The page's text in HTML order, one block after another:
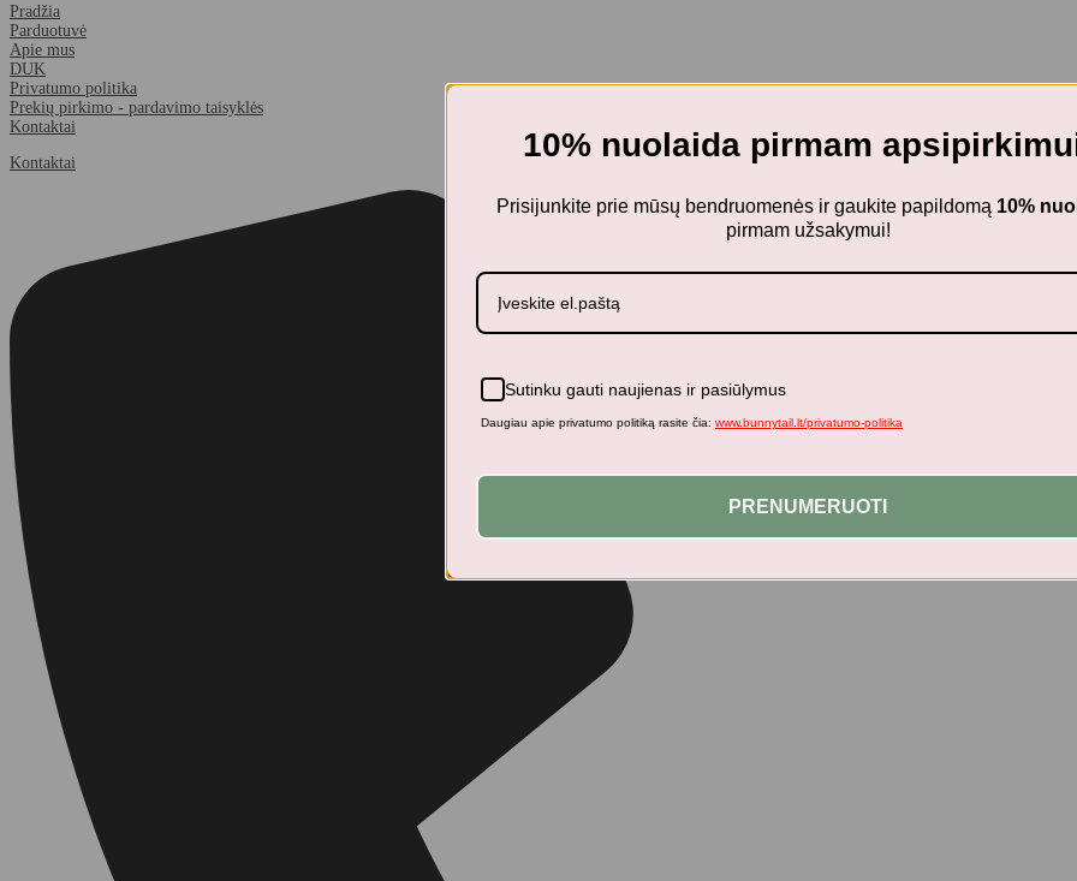
Pradžia
Parduotuvė
Apie mus
DUK
Privatumo politika
Prekių pirkimo - pardavimo taisyklės
Kontaktai
Kontaktai
10% nuolaida pirmam
Prisijunkite prie mūsų bendruomenės ir gaukite papildomą 10%
pirmam užsakymui!
Sutinku gauti naujienas ir pasiūlymus
Daugiau apie privatumo politiką rasite čia: www.bunnytail.lt/privatumo-politika
PRENUMERUOTI